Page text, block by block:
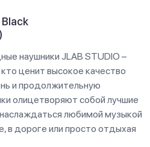
наушники JLAB STUDIO –
ценит высокое качество
и продолжительную
олицетворяют собой лучшие
любимой музыкой
в дороге или просто отдыхая